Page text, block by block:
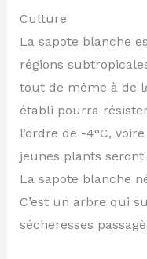
Culture
La sapote blanche
régions
tout de même à de
établi pourra
l’ordre de -4°C,
jeunes plants seront
La sapote blanche
C’est un arbre qui
sécheresses